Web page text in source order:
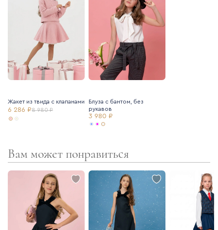
- кокетка
- боковая молния
Жакет из твида с клапанами
6 286 ₽8 980 ₽
Блуза с бантом, без
рукавов
3 980 ₽
Вам может понравиться